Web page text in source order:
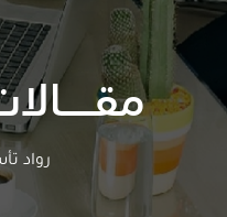
رواد